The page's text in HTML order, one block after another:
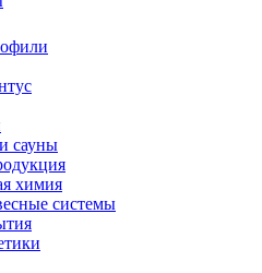
сауны
химия
системы